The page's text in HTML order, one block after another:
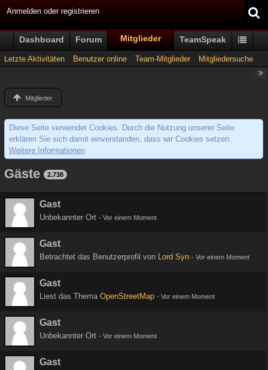
Anmelden oder registrieren
Dashboard Forum Mitglieder TeamSpeak
Letzte Aktivitäten Benutzer online Team-Mitglieder Mitgliedersuche
Mitglieder
Diese Seite verwendet Cookies. Durch die Nutzung unserer Seite
erklären Sie sich damit einverstanden, dass wir Cookies setzen.
Weitere Informationen
Gäste 2.738
Gast
Unbekannter Ort - Vor einem Moment
Gast
Betrachtet das Benutzerprofil von Lord Syn - Vor einem Moment
Gast
Liest das Thema OpenStreetMap - Vor einem Moment
Gast
Unbekannter Ort - Vor einem Moment
Gast